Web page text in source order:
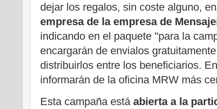
dejar los regalos, sin coste alguno,
empresa de la empresa de
indicando en el paquete "para la
encargarán de envialos
distribuirlos entre los beneficiarios.
informarán de la oficina MRW más
Esta campaña está abierta a la